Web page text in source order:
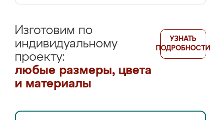
Изготовим по
индивидуальному
проекту:
любые размеры, цвета
и материалы
УЗНАТЬ
ПОДРОБНОСТИ